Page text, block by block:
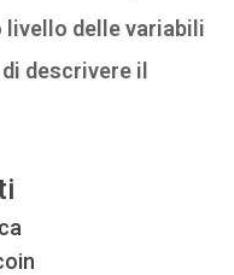
livello delle variabili
descrivere il